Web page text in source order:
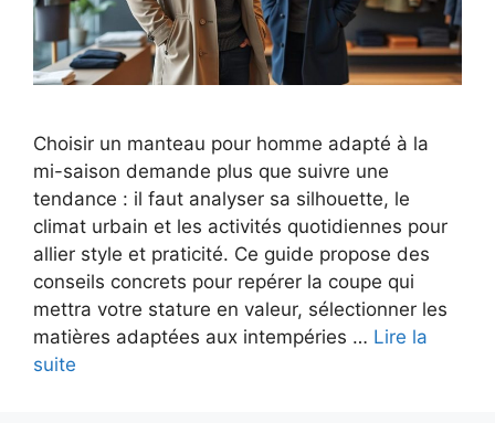
Choisir un manteau pour homme adapté à la
mi-saison demande plus que suivre une
tendance : il faut analyser sa silhouette, le
climat urbain et les activités quotidiennes pour
allier style et praticité. Ce guide propose des
conseils concrets pour repérer la coupe qui
mettra votre stature en valeur, sélectionner les
matières adaptées aux intempéries … Lire la
suite